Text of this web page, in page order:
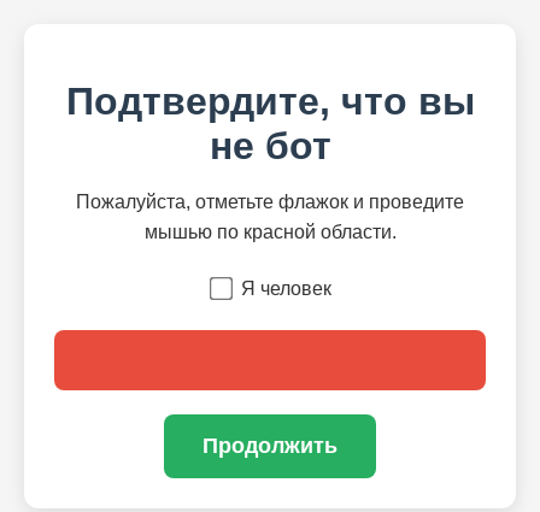
Подтвердите, что вы
не бот
Пожалуйста, отметьте флажок и проведите
мышью по красной области.
Я человек
Продолжить